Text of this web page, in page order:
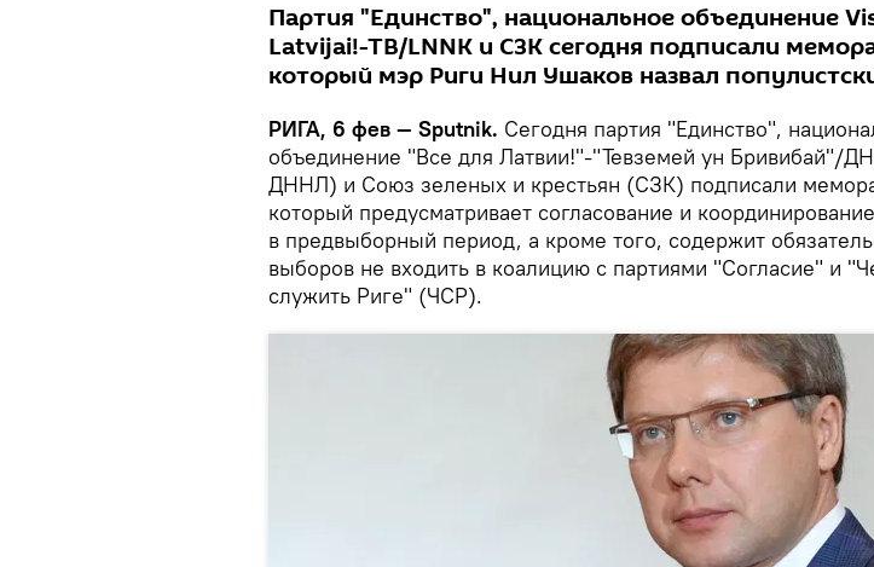
Партия "Единство", национальное объединение
Latvijai!-TB/LNNK и СЗК сегодня подписали
который мэр Риги Нил Ушаков назвал
РИГА, 6 фев — Sputnik. Сегодня партия "Единство",
объединение "Все для Латвии!"-"Тевземей ун Бривибай"/
ДННЛ) и Союз зеленых и крестьян (СЗК) подписали
который предусматривает согласование и
в предвыборный период, а кроме того, содержит
выборов не входить в коалицию с партиями "Согласие" и
служить Риге" (ЧСР).